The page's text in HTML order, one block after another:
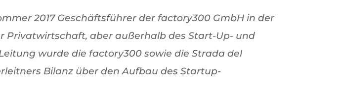
2017 Geschäftsführer der factory300 GmbH in der
Privatwirtschaft, aber außerhalb des Start-Up- und
wurde die factory300 sowie die Strada del
Bilanz über den Aufbau des Startup-